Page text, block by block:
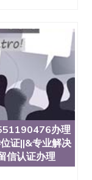
办理
证||&专业解决
信认证办理